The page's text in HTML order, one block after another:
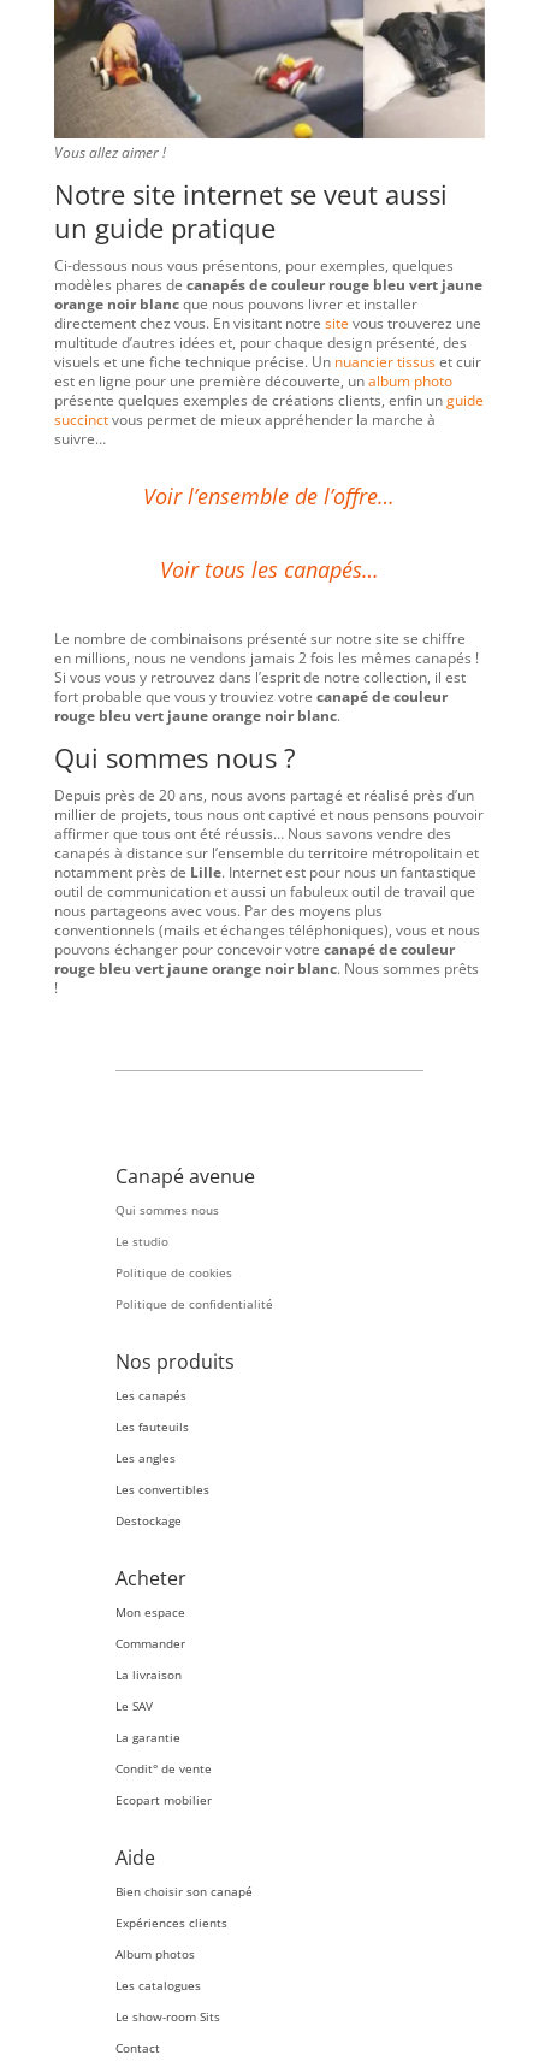
Vous allez aimer !
Notre site internet se veut aussi
un guide pratique
Ci-dessous nous vous présentons, pour exemples, quelques
modèles phares de canapés de couleur rouge bleu vert jaune
orange noir blancque nous pouvons livrer et installer
directement chez vous. En visitant notre site vous trouverez une
multitude d’autres idées et, pour chaque design présenté, des
visuels et une fiche technique précise. Un nuancier tissuset cuir
est en ligne pour une première découverte, unalbum photo
présente quelques exemples de créations clients, enfin unguide
succinctvous permet de mieux appréhender la marche à
suivre…
Voir l’ensemble de l’offre…
Voir tous les canapés…
Le nombre de combinaisons présenté sur notre site se chiffre
en millions, nous ne vendons jamais 2 fois les mêmes canapés !
Si vous vous y retrouvez dans l’esprit de notre collection, il est
fort probable que vous y trouviez votre canapé de couleur
rouge bleu vert jaune orange noir blanc.
Qui sommes nous ?
Depuis près de 20 ans, nous avons partagé et réalisé près d’un
millier de projets, tous nous ont captivé et nous pensons pouvoir
affirmer que tous ont été réussis… Nous savons vendre des
canapés à distance sur l’ensemble du territoire métropolitain et
notamment près de Lille. Internet est pour nous un fantastique
outil de communication et aussi un fabuleux outil de travail que
nous partageons avec vous. Par des moyens plus
conventionnels (mails et échanges téléphoniques), vous et nous
pouvons échanger pour concevoir votre canapé de couleur
rouge bleu vert jaune orange noir blanc. Nous sommes prêts
!
Canapé avenue
Qui sommes nous
Le studio
Politique de cookies
Politique de confidentialité
Nos produits
Les canapés
Les fauteuils
Les angles
Les convertibles
Destockage
Acheter
Mon espace
Commander
La livraison
Le SAV
La garantie
Condit° de vente
Ecopart mobilier
Aide
Bien choisir son canapé
Expériences clients
Album photos
Les catalogues
Le show-room Sits
Contact